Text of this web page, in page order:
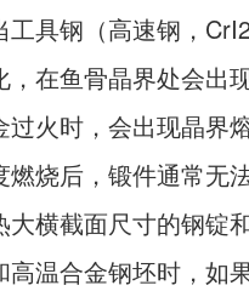
工具钢（高速钢，
，在鱼骨晶界处会出
过火时，会出现晶界
燃烧后，锻件通常无
大横截面尺寸的钢锭
高温合金钢坯时，如